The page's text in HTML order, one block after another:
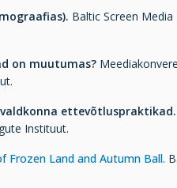
Baltic Screen
on muutumas?
Instituut.
Frozen Land and Autumn Ball.